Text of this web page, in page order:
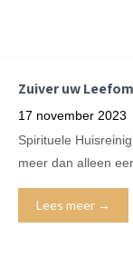
Zuiver uw
17 november 2023
Spirituele
meer dan alleen
Lees meer →